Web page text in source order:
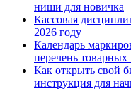
ниши для новичка
Кассовая
2026 году
Календарь
перечень товарных
Как открыть свой
инструкция для